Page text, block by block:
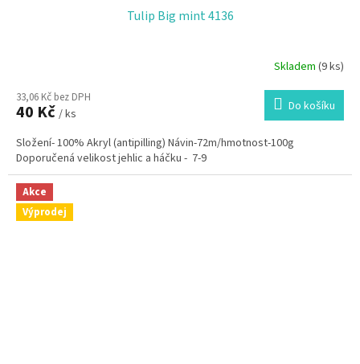
Tulip Big mint 4136
Skladem (9 ks)
33,06 Kč bez DPH
40 Kč / ks Do košíku
Složení- 100% Akryl (antipilling) Návin-72m/hmotnost-100g
Doporučená velikost jehlic a háčku - 7-9
Akce
Výprodej